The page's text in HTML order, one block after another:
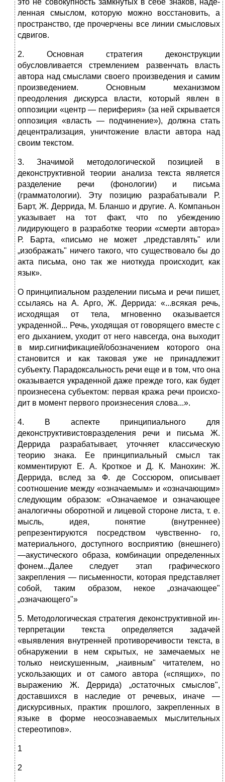
это не совокупность замкнутых в себе знаков, наде­
ленная смыслом, которую можно восстановить, а
про­странство, где прочерчены все линии смысловых
сдвигов.
2. Основная стратегия деконструкции
обусловливается стремлением развенчать власть
автора над смыслами сво­его произведения и самим
произведением. Основным ме­ханизмом
преодоления дискурса власти, который явлен в
оппозиции «центр — периферия» (за ней скрывается
оппо­зиция «власть — подчинение»), должна стать
децентрализация, уничтожение власти автора над
своим текстом.
3. Значимой методологической позицией в
деконструктивной теории анализа текста является
разделение речи (фонологии) и письма
(грамматологии). Эту позицию раз­рабатывали Р.
Барт, Ж. Деррида, М. Бланшо и другие. А. Компаньон
указывает на тот факт, что по убеждению
лидирующего в разработке теории «смерти автора»
Р. Бар­та, «письмо не может „представлять" или
„изображать" ничего такого, что существовало бы до
акта письма, оно так же ниоткуда происходит, как
язык».
О принципиальном разделении письма и речи пишет,
ссылаясь на А. Арго, Ж. Деррида: «...всякая речь,
исходя­щая от тела, мгновенно оказывается
украденной... Речь, уходящая от говорящего вместе с
его дыханием, уходит от него навсегда, она выходит
в мир.сигнификацией/обозначением которого она
становится и как таковая уже не при­надлежит
субъекту. Парадоксальность речи еще и в том, что она
оказывается украденной даже прежде того, как будет
произнесена субъектом: первая кража речи происхо­
дит в момент первого произнесения слова...».
4. В аспекте принципиального для
деконструктивистовразделения речи и письма Ж.
Деррида разрабатывает, уточняет классическую
теорию знака. Ее принципиальный смысл так
комментируют Е. А. Кроткое и Д. К. Манохин: Ж.
Деррида, вслед за Ф. де Соссюром, описывает
соотношение между «означаемым» и «означающим»
следующим образом: «Означаемое и означающее
аналогичны оборотной и лицевой стороне листа, т. е.
мысль, идея, понятие (внутреннее)
репрезентируются посредством чувственно- го,
материального, доступного восприятию (внешнего)
—акустического образа, комбинации определенных
фонем...Далее следует этап графического
закрепления — письменности, которая представляет
собой, таким образом, некое „означающее"
„означающего"»
5. Методологическая стратегия деконструктивной ин­
терпретации текста определяется задачей
«выявления внутренней противоречивости текста, в
обнаружении в нем скрытых, не замечаемых не
только неискушенным, „наивным" читателем, но
ускользающих и от самого авто­ра («спящих», по
выражению Ж. Деррида) „остаточных смыслов",
доставшихся в наследие от речевых, иначе —
дискурсивных, практик прошлого, закрепленных в
языке в форме неосознаваемых мыслительных
стереотипов».
1
2